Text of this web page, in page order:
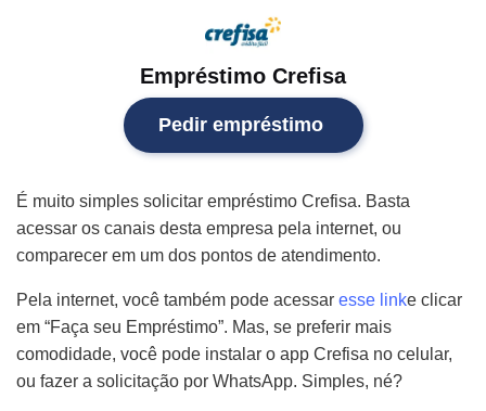
Empréstimo Crefisa
Pedir empréstimo
É muito simples solicitar empréstimo Crefisa. Basta
acessar os canais desta empresa pela internet, ou
comparecer em um dos pontos de atendimento.
Pela internet, você também pode acessar esse linke clicar
em “Faça seu Empréstimo”. Mas, se preferir mais
comodidade, você pode instalar o app Crefisa no celular,
ou fazer a solicitação por WhatsApp. Simples, né?